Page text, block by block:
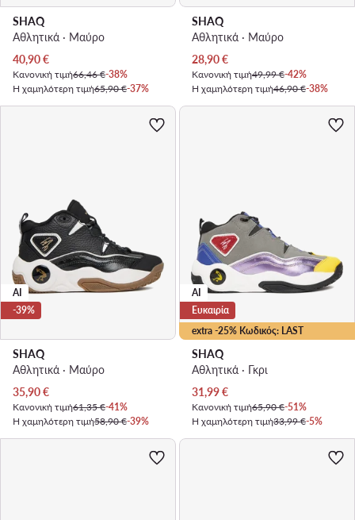
SHAQ
Αθλητικά · Μαύρο
Τρέχουσα τιμή
40,90€
Κανονική τιμή66,46 €-38%
Η χαμηλότερη τιμή65,90 €-37%
SHAQ
Αθλητικά · Μαύρο
Τρέχουσα τιμή
28,90€
Κανονική τιμή49,99 €-42%
Η χαμηλότερη τιμή46,90 €-38%
AI
-39%
SHAQ
Αθλητικά · Μαύρο
Τρέχουσα τιμή
35,90€
Κανονική τιμή61,35 €-41%
Η χαμηλότερη τιμή58,90 €-39%
extra -25% Κωδικός: LAST
AI
Ευκαιρία
SHAQ
Αθλητικά · Γκρι
Τρέχουσα τιμή
31,99€
Κανονική τιμή65,90 €-51%
Η χαμηλότερη τιμή33,99 €-5%